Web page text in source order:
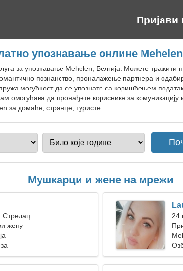
Пријави
упознавање онлине
за упознавање Mehelen, Белгија. Можете тражити
познанство, проналажење партнера и
могућност да се упознате са коришћењем
омогућава да пронађете кориснике за
за домаће, странце, туристе.
Мушкарци и жене на мрежи
Стрелац
жену
24